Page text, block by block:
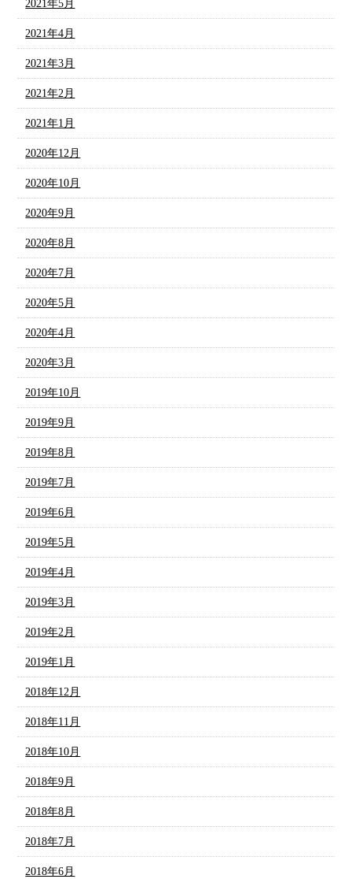
2021年5月
2021年4月
2021年3月
2021年2月
2021年1月
2020年12月
2020年10月
2020年9月
2020年8月
2020年7月
2020年5月
2020年4月
2020年3月
2019年10月
2019年9月
2019年8月
2019年7月
2019年6月
2019年5月
2019年4月
2019年3月
2019年2月
2019年1月
2018年12月
2018年11月
2018年10月
2018年9月
2018年8月
2018年7月
2018年6月